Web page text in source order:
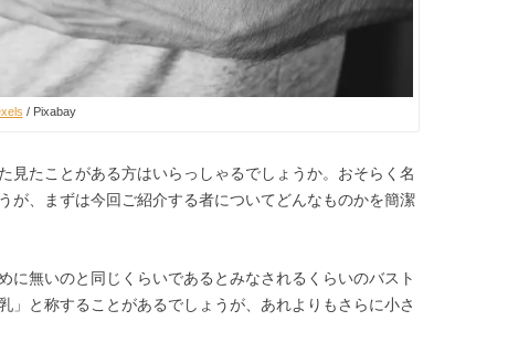
/ Pixabay
見たことがある方はいらっしゃるでしょうか。おそらく名
が、まずは今回ご紹介する者についてどんなものかを簡潔
無いのと同じくらいであるとみなされるくらいのバスト
と称することがあるでしょうが、あれよりもさらに小さ